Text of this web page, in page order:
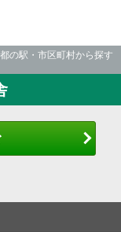
の駅・市区町村から探す